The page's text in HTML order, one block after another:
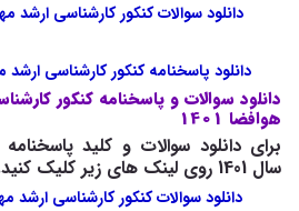
دانلود سوالات کنکور کارشناسی ارشد
دانلود پاسخنامه کنکور کارشناسی ارشد
دانلود سوالات و پاسخنامه کنکور
هوافضا 1401
برای دانلود سوالات و کلید
سال 1401 روی لینک های زیر کلیک کنید.
دانلود سوالات کنکور کارشناسی ارشد